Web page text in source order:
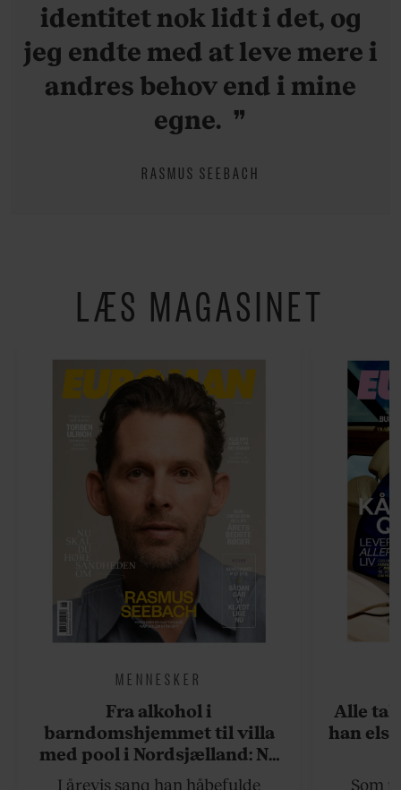
identitet nok lidt i det, og
jeg endte med at leve mere i
andres behov end i mine
egne.
RASMUS SEEBACH
LÆS MAGASINET
MENNESKER
Fra alkohol i
barndomshjemmet til villa
med pool i Nordsjælland: Nu
skal du høre sandheden om
I årevis sang han håbefulde
Alle
han
Som